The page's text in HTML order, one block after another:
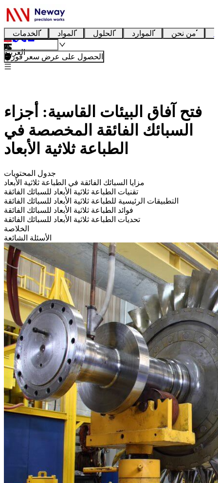
الخدمات المواد الحلول الموارد من نحن
العربية
الحصول على عرض سعر فوري
فتح آفاق البيئات القاسية: أجزاء
السبائك الفائقة المخصصة في
الطباعة ثلاثية الأبعاد
جدول المحتويات
مزايا السبائك الفائقة في الطباعة ثلاثية الأبعاد
تقنيات الطباعة ثلاثية الأبعاد للسبائك الفائقة
التطبيقات الرئيسية للطباعة ثلاثية الأبعاد للسبائك الفائقة
فوائد الطباعة ثلاثية الأبعاد للسبائك الفائقة
تحديات الطباعة ثلاثية الأبعاد للسبائك الفائقة
الخلاصة
الأسئلة الشائعة